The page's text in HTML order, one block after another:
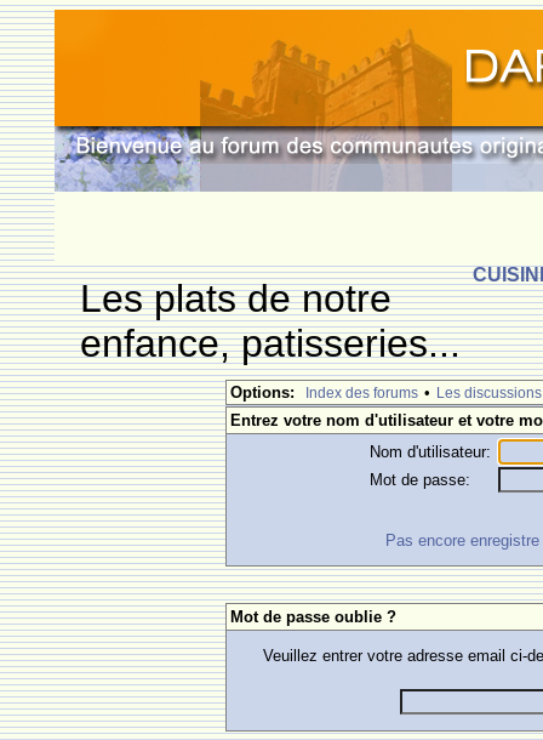
Les plats de notre
enfance, patisseries...
Options: Index des forums • Les discussions
Entrez votre nom d'utilisateur et votre
Nom d'utilisateur:
Mot de passe:
Pas encore
Mot de passe oublie ?
Veuillez entrer votre adresse email ci-